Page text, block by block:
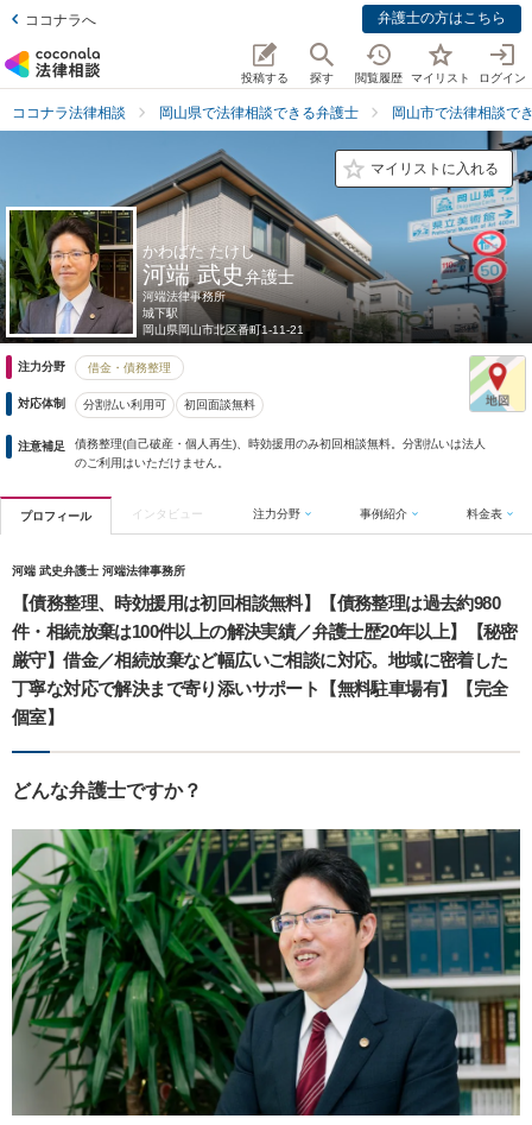
ココナラへ 弁護士の方はこちら
投稿する 探す 閲覧履歴 マイリスト ログイン
ココナラ法律相談 岡山県で法律相談できる弁護士 岡山市で法律相談で
マイリストに入れる
かわばた たけし
河端 武史弁護士
河端法律事務所
城下駅
岡山県岡山市北区番町1-11-21
注力分野 借金・債務整理
対応体制 分割払い利用可 初回面談無料
注意補足
債務整理(自己破産・個人再生)、時効援用のみ初回相談無料。分割払いは法人
のご利用はいただけません。
プロフィール インタビュー 注力分野 事例紹介 料金表
河端 武史弁護士 河端法律事務所
【債務整理、時効援用は初回相談無料】【債務整理は過去約980
件・相続放棄は100件以上の解決実績／弁護士歴20年以上】【秘密
厳守】借金／相続放棄など幅広いご相談に対応。地域に密着した
丁寧な対応で解決まで寄り添いサポート【無料駐車場有】【完全
個室】
どんな弁護士ですか？